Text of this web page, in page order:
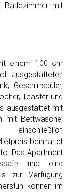
Badezimmer mit
einem 100 cm
ausgestatteten
Geschirrspüler,
Toaster und
ausgestattet mit
mit Bettwäsche,
einschließlich
beinhaltet
Das Apartment
und eine
zur Verfügung
können im